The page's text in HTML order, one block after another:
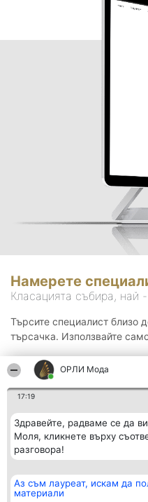
ОРЛИ Мода
17:19
Здравейте, радваме се да
Моля, кликнете върху
разговора!
Аз съм лауреат, искам да
материали
Намерете
Класацията събира, най
Търсите специалист близо
търсачка. Използвайте
Организатор на
класиране